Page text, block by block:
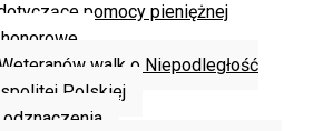
pomocy pieniężnej
walk o Niepodległość
Polskiej